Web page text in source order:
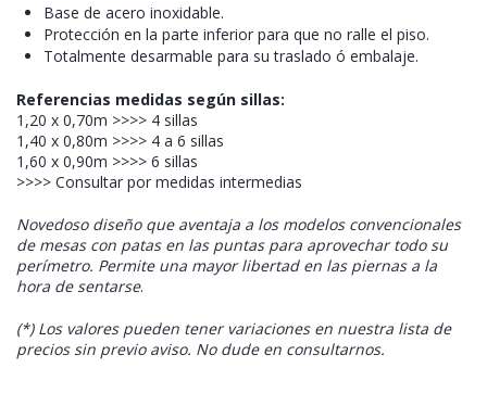
Base de acero inoxidable.
Protección en la parte inferior para que no ralle el piso.
Totalmente desarmable para su traslado ó embalaje.
Referencias medidas según sillas:
1,20 x 0,70m >>>> 4 sillas
1,40 x 0,80m >>>> 4 a 6 sillas
1,60 x 0,90m >>>> 6 sillas
>>>> Consultar por medidas intermedias
Novedoso diseño que aventaja a los modelos convencionales
de mesas con patas en las puntas para aprovechar todo su
perímetro. Permite una mayor libertad en las piernas a la
hora de sentarse.
(*) Los valores pueden tener variaciones en nuestra lista de
precios sin previo aviso. No dude en consultarnos.